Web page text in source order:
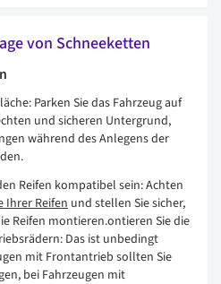
von Schneeketten
Parken Sie das Fahrzeug auf
und sicheren Untergrund,
während des Anlegens der
Reifen kompatibel sein: Achten
Ihrer Reifen und stellen Sie sicher,
Reifen montieren.ontieren Sie die
Das ist unbedingt
mit Frontantrieb sollten Sie
bei Fahrzeugen mit